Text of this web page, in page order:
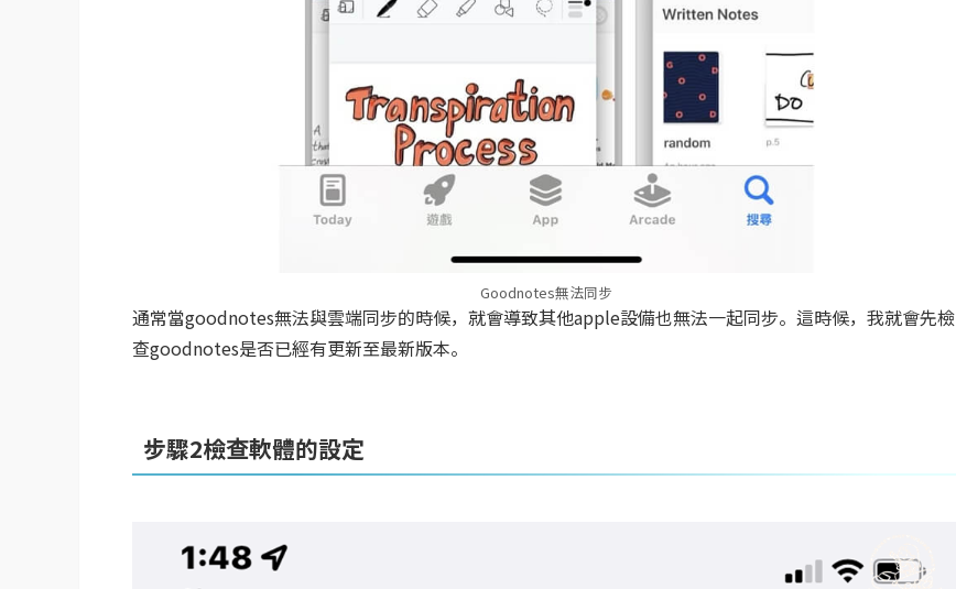
Goodnotes無法同步
通常當goodnotes無法與雲端同步的時候，就會導致其他apple設備也無法一起同步。這時候，我就會先檢
查goodnotes是否已經有更新至最新版本。
步驟2檢查軟體的設定